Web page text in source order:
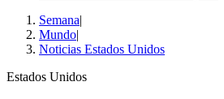
Semana|
Mundo|
Noticias Estados Unidos
Estados Unidos